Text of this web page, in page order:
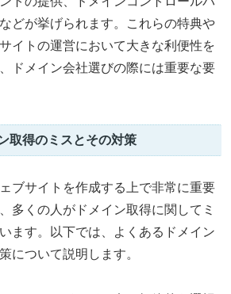
どが挙げられます。これらの特典や
イトの運営において大きな利便性を
ドメイン会社選びの際には重要な要
取得のミスとその対策
ブサイトを作成する上で非常に重要
多くの人がドメイン取得に関してミ
ます。以下では、よくあるドメイン
について説明します。